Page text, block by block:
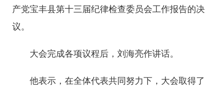
产党宝丰县第十三届纪律检查委员会工作报告的决
议。
大会完成各项议程后，刘海亮作讲话。
他表示，在全体代表共同努力下，大会取得了